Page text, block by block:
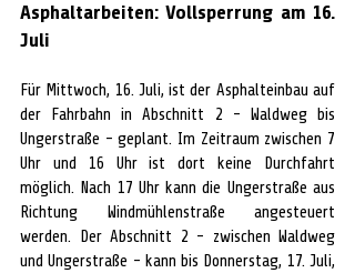
Asphaltarbeiten: Vollsperrung am 16.
Juli
Für Mittwoch, 16. Juli, ist der Asphalteinbau auf
der Fahrbahn in Abschnitt 2 - Waldweg bis
Ungerstraße - geplant. Im Zeitraum zwischen 7
Uhr und 16 Uhr ist dort keine Durchfahrt
möglich. Nach 17 Uhr kann die Ungerstraße aus
Richtung Windmühlenstraße angesteuert
werden. Der Abschnitt 2 - zwischen Waldweg
und Ungerstraße - kann bis Donnerstag, 17. Juli,